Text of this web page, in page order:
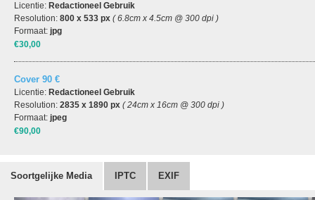
Licentie: Redactioneel Gebruik
Resolution: 800 x 533 px ( 6.8cm x 4.5cm @ 300 dpi )
Formaat: jpg
€30,00
Cover 90 €
Licentie: Redactioneel Gebruik
Resolution: 2835 x 1890 px ( 24cm x 16cm @ 300 dpi )
Formaat: jpeg
€90,00
Soortgelijke Media IPTC EXIF